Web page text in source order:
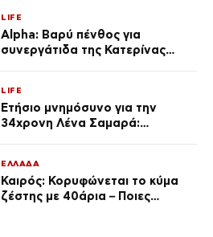
LIFE
Alpha: Βαρύ πένθος για
συνεργάτιδα της Κατερίνας
του Θεού»
LIFE
Ετήσιο μνημόσυνο για την
34χρονη Λένα Σαμαρά:
ΕΛΛΑΔΑ
Καιρός: Κορυφώνεται το κύμα
ζέστης με 40άρια – Ποιες